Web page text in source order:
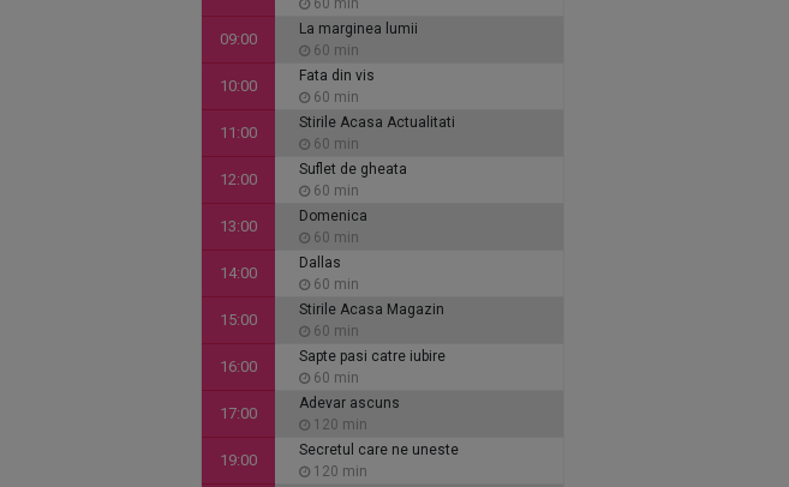
60 min
09:00
La marginea lumii
60 min
10:00
Fata din vis
60 min
11:00
Stirile Acasa Actualitati
60 min
12:00
Suflet de gheata
60 min
13:00
Domenica
60 min
14:00
Dallas
60 min
15:00
Stirile Acasa Magazin
60 min
16:00
Sapte pasi catre iubire
60 min
17:00
Adevar ascuns
120 min
19:00
Secretul care ne uneste
120 min